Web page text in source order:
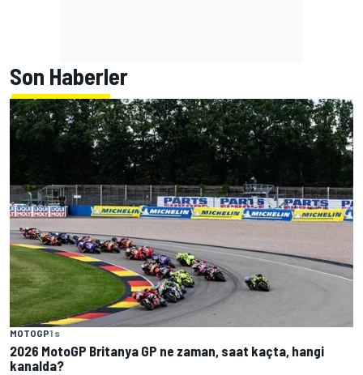
Son Haberler
MOTOGP1 s
2026 MotoGP Britanya GP ne zaman, saat kaçta, hangi
kanalda?